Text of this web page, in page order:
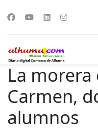
La
Carmen,
alumnos